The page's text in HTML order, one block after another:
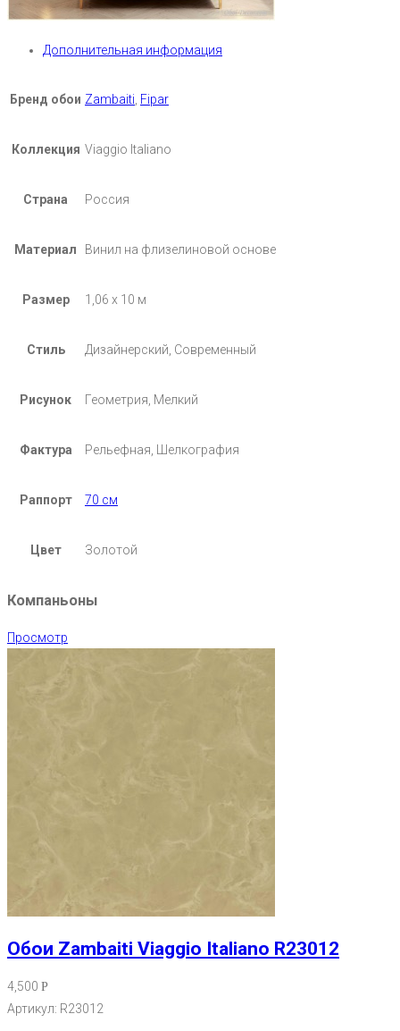
Дополнительная информация
Бренд обои Zambaiti Fipar
Коллекция Viaggio Italiano
Страна Россия
Материал Винил на флизелиновой основе
Размер 1,06 х 10 м
Стиль Дизайнерский, Современный
Рисунок Геометрия, Мелкий
Фактура Рельефная, Шелкография
Раппорт 70 см
Цвет Золотой
Компаньоны
Просмотр
Обои Zambaiti Viaggio Italiano R23012
4,500 Р
Артикул: R23012